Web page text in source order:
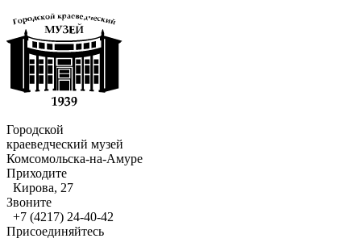
Городской
краеведческий музей
Комсомольска-на-Амуре
Приходите
Кирова, 27
Звоните
+7 (4217) 24-40-42
Присоединяйтесь